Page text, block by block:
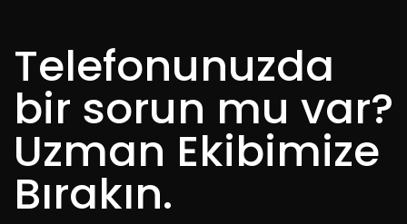
Telefonunuzda
bir sorun mu var?
Uzman Ekibimize
Bırakın.